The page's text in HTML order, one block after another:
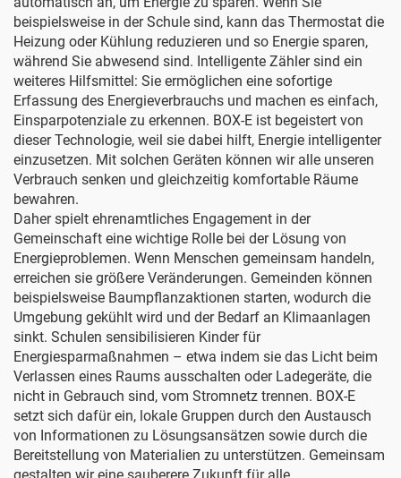
beispielsweise in der Schule sind, kann das Thermostat die
Heizung oder Kühlung reduzieren und so Energie sparen,
während Sie abwesend sind. Intelligente Zähler sind ein
weiteres Hilfsmittel: Sie ermöglichen eine sofortige
Erfassung des Energieverbrauchs und machen es einfach,
Einsparpotenziale zu erkennen. BOX-E ist begeistert von
dieser Technologie, weil sie dabei hilft, Energie intelligenter
einzusetzen. Mit solchen Geräten können wir alle unseren
Verbrauch senken und gleichzeitig komfortable Räume
bewahren.
Daher spielt ehrenamtliches Engagement in der
Gemeinschaft eine wichtige Rolle bei der Lösung von
Energieproblemen. Wenn Menschen gemeinsam handeln,
erreichen sie größere Veränderungen. Gemeinden können
beispielsweise Baumpflanzaktionen starten, wodurch die
Umgebung gekühlt wird und der Bedarf an Klimaanlagen
sinkt. Schulen sensibilisieren Kinder für
Energiesparmaßnahmen – etwa indem sie das Licht beim
Verlassen eines Raums ausschalten oder Ladegeräte, die
nicht in Gebrauch sind, vom Stromnetz trennen. BOX-E
setzt sich dafür ein, lokale Gruppen durch den Austausch
von Informationen zu Lösungsansätzen sowie durch die
Bereitstellung von Materialien zu unterstützen. Gemeinsam